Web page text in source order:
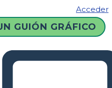
Acceder
GUIÓN GRÁFICO